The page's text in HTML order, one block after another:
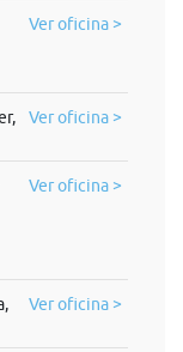
Ver oficina >
Ver oficina >
Ver oficina >
Ver oficina >